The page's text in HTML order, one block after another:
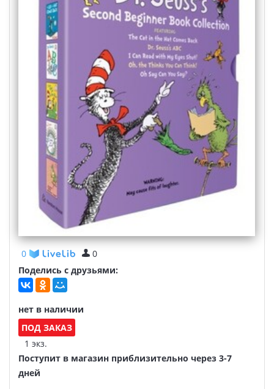
0
0
Поделись с друзьями:
нет в наличии
ПОД ЗАКАЗ
1 экз.
Поступит в магазин приблизительно через 3-7
дней